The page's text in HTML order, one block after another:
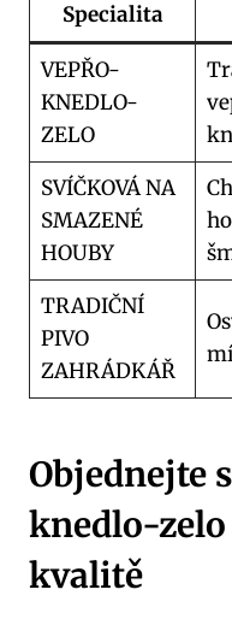
Specialita
VEPŘO-
KNEDLO-
ZELO
SVÍČKOVÁ NA
SMAZENÉ
HOUBY
TRADIČNÍ
PIVO
ZAHRÁDKÁŘ
Objednejte
knedlo-
kvalitě